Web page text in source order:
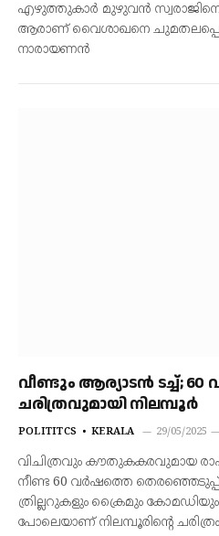
എഴുത്തുകാര്‍ മുഴുവന്‍
ആരാണ് വൈശാഖനെ
നാരായണന്‍
വീണ്ടും ആര്യാടന്‍ ടച്ച്; 60
ചരിത്രവുമായി നിലമ്പൂര്‍
POLITITCS KERALA 29/05/2025
വിചിത്രവും കൗതുകകരവുമായ
നീണ്ട 60 വര്‍ഷത്തെ തെരഞ്ഞെടുപ്പ്
ത്രില്ലറുകളും ക്രൈമും കോമഡിയും
പോലെയാണ് നിലമ്പൂരിന്റെ